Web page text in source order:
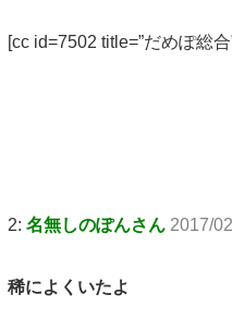
[cc id=7502 title=”だめぽ総合
2: 名無しのぽんさん 2017/
稀によくいたよ